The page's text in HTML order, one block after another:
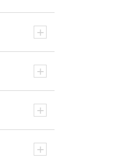
+
+
+
+